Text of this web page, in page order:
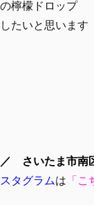
檸檬ドロップ
たいと思います
さいたま市南
タグラムは 「 こ